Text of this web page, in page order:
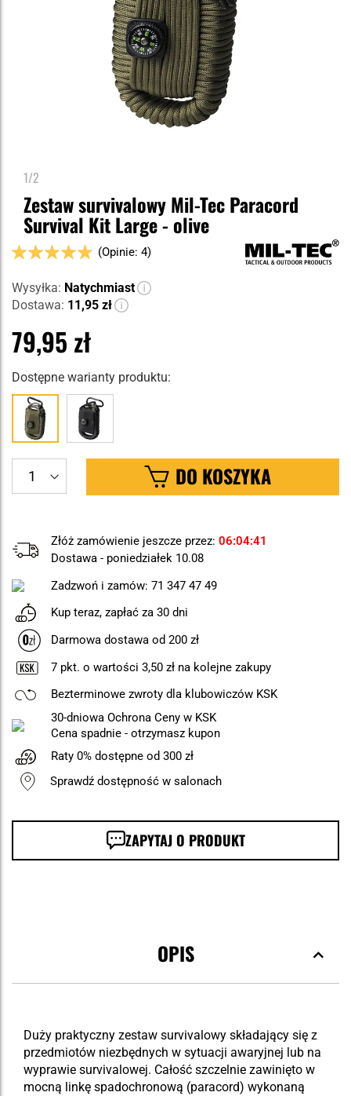
1/2
Zestaw survivalowy Mil-Tec Paracord
Survival Kit Large - olive
Ocena:
(Opinie: 4)
Wysyłka: Natychmiast
Dostawa: 11,95 zł
79,95 zł
Dostępne warianty produktu:
DO KOSZYKA
Złóż zamówienie jeszcze przez: 06 04 40
Dostawa - poniedziałek 10.08
Zadzwoń i zamów: 71 347 47 49
Kup teraz, zapłać za 30 dni
Darmowa dostawa od 200 zł
7 pkt. o wartości 3,50 zł na kolejne zakupy
Bezterminowe zwroty dla klubowiczów KSK
30-dniowa Ochrona Ceny w KSK
Cena spadnie - otrzymasz kupon
Raty 0% dostępne od 300 zł
Sprawdź dostępność w salonach
ZAPYTAJ O PRODUKT
OPIS
Duży praktyczny zestaw survivalowy składający się z
przedmiotów niezbędnych w sytuacji awaryjnej lub na
wyprawie survivalowej. Całość szczelnie zawinięto w
mocną linkę spadochronową (paracord) wykonaną